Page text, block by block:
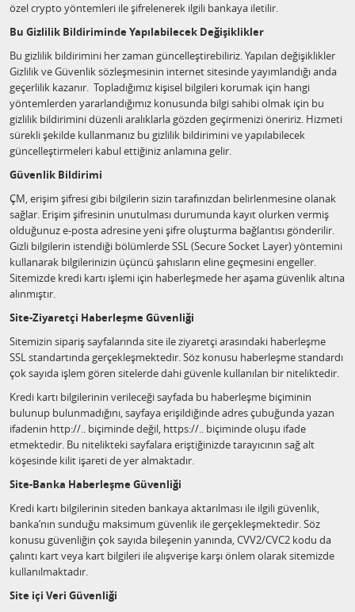
özel crypto yöntemleri ile şifrelenerek ilgili bankaya iletilir.
Bu Gizlilik Bildiriminde Yapılabilecek Değişiklikler
Bu gizlilik bildirimini her zaman güncelleştirebiliriz. Yapılan değişiklikler
Gizlilik ve Güvenlik sözleşmesinin internet sitesinde yayımlandığı anda
geçerlilik kazanır. Topladığımız kişisel bilgileri korumak için hangi
yöntemlerden yararlandığımız konusunda bilgi sahibi olmak için bu
gizlilik bildirimini düzenli aralıklarla gözden geçirmenizi öneririz. Hizmeti
sürekli şekilde kullanmanız bu gizlilik bildirimini ve yapılabilecek
güncelleştirmeleri kabul ettiğiniz anlamına gelir.
Güvenlik Bildirimi
ÇM, erişim şifresi gibi bilgilerin sizin tarafınızdan belirlenmesine olanak
sağlar. Erişim şifresinin unutulması durumunda kayıt olurken vermiş
olduğunuz e-posta adresine yeni şifre oluşturma bağlantısı gönderilir.
Gizli bilgilerin istendiği bölümlerde SSL (Secure Socket Layer) yöntemini
kullanarak bilgilerinizin üçüncü şahısların eline geçmesini engeller.
Sitemizde kredi kartı işlemi için haberleşmede her aşama güvenlik altına
alınmıştır.
Site-Ziyaretçi Haberleşme Güvenliği
Sitemizin sipariş sayfalarında site ile ziyaretçi arasındaki haberleşme
SSL standartında gerçekleşmektedir. Söz konusu haberleşme standardı
çok sayıda işlem gören sitelerde dahi güvenle kullanılan bir niteliktedir.
Kredi kartı bilgilerinin verileceği sayfada bu haberleşme biçiminin
bulunup bulunmadığını, sayfaya erişildiğinde adres çubuğunda yazan
ifadenin http://.. biçiminde değil, https://.. biçiminde oluşu ifade
etmektedir. Bu nitelikteki sayfalara eriştiğinizde tarayıcının sağ alt
köşesinde kilit işareti de yer almaktadır.
Site-Banka Haberleşme Güvenliği
Kredi kartı bilgilerinin siteden bankaya aktarılması ile ilgili güvenlik,
banka’nın sunduğu maksimum güvenlik ile gerçekleşmektedir. Söz
konusu güvenliğin çok sayıda bileşenin yanında, CVV2/CVC2 kodu da
çalıntı kart veya kart bilgileri ile alışverişe karşı önlem olarak sitemizde
kullanılmaktadır.
Site içi Veri Güvenliği